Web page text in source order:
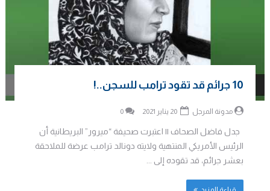
10 جرائم قد تقود ترامب للسجن..!
مدونة المرجل 0
جدل فاضل الصحاف || اعتبرت صحيفة “ميرور” البريطانية أن
الرئيس الأمريكي المنتهية ولايته دونالد ترامب عرضة للملاحقة
بعشر جرائم، قد تقوده إلى ...